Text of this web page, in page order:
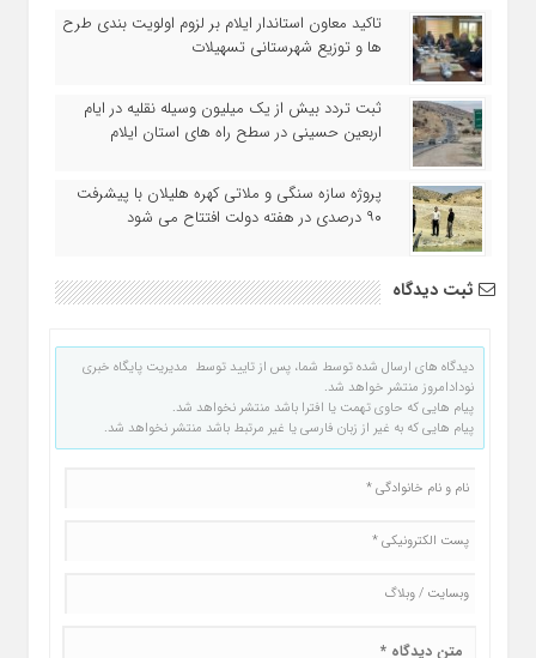
تاکید معاون استاندار ایلام بر لزوم اولویت‌ بندی طرح‌
ها و توزیع شهرستانی تسهیلات
ثبت تردد بیش از یک میلیون وسیله نقلیه در ایام
اربعین حسینی در سطح راه‌ های استان ایلام
پروژه سازه سنگی و ملاتی کهره هلیلان با پیشرفت
۹۰ درصدی در هفته دولت افتتاح می شود
ثبت دیدگاه
دیدگاه های ارسال شده توسط شما، پس از تایید توسط مدیریت پایگاه خبری
نودادامروز منتشر خواهد شد.
پیام هایی که حاوی تهمت یا افترا باشد منتشر نخواهد شد.
پیام هایی که به غیر از زبان فارسی یا غیر مرتبط باشد منتشر نخواهد شد.